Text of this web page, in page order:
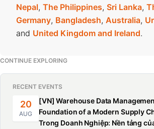
Nepal, The Philippines, Sri Lanka,
Germany, Bangladesh, Australia,
and United Kingdom and Ireland.
CONTINUE EXPLORING
RECENT EVENTS
20
AUG
[VN] Warehouse Data
Foundation of a Modern Supply
Trong Doanh Nghiệp: Nền tảng